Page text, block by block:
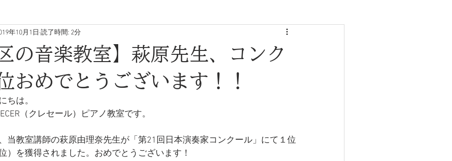
ブルグミュラーコンクール
の音楽教室】萩原先生、コンク
おめでとうございます！！
年10月1日 読了時間: 2分
ちは。
（クレセール）ピアノ教室です。
当教室講師の萩原由理奈先生が「第21回日本演奏家コンクール」にて１位
）を獲得されました。おめでとうございます！